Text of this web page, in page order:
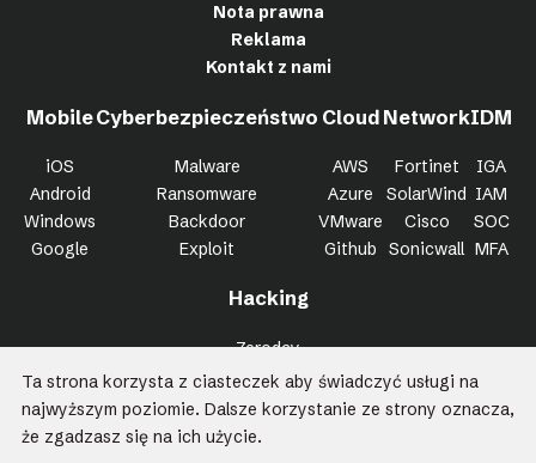
Nota prawna
Reklama
Kontakt z nami
Mobile
iOS
Android
Windows
Google
Cyberbezpieczeństwo
Malware
Ransomware
Backdoor
Exploit
Cloud
AWS
Azure
VMware
Github
Network
Fortinet
SolarWind
Cisco
Sonicwall
IDM
IGA
IAM
SOC
MFA
Hacking
Zeroday
Bypass
Trojan
Killchain
Ta strona korzysta z ciasteczek aby świadczyć usługi na
najwyższym poziomie. Dalsze korzystanie ze strony oznacza,
że zgadzasz się na ich użycie.